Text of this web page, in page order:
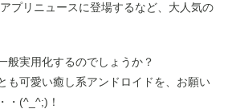
プリニュースに登場するなど、大人気の
般実用化するのでしょうか？
も可愛い癒し系アンドロイドを、お願い
・(^_^;)！